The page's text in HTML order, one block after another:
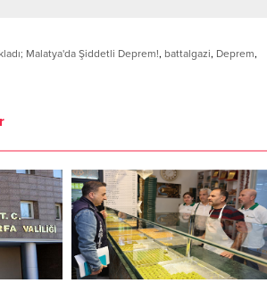
Malatya'da Şiddetli Deprem!, battalgazi, Deprem,